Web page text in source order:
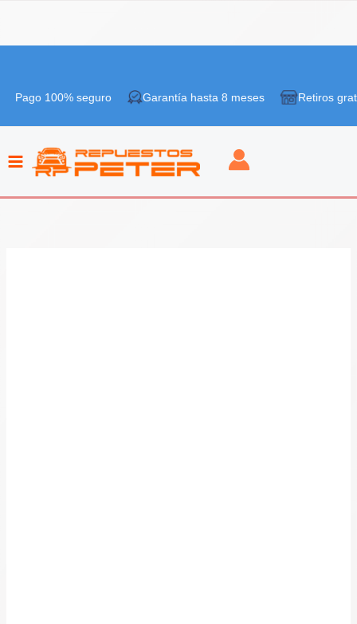
contenido
seguro Garantía hasta 8 meses Retiros gratis en